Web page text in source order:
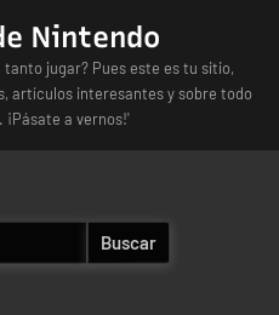
Nintendo
jugar? Pues este es tu sitio,
artículos interesantes y sobre todo
a vernos!'